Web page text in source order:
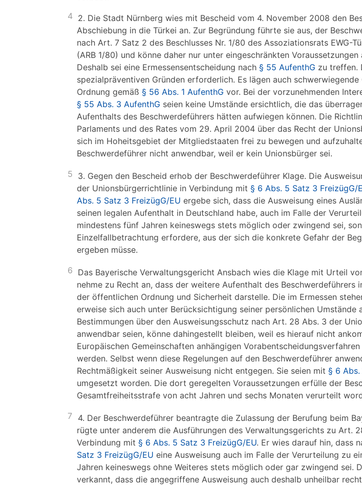
4 2. Die Stadt Nürnberg wies mit Bescheid vom 4. November 2008 den
Abschiebung in die Türkei an. Zur Begründung führte sie aus, der
nach Art. 7 Satz 2 des Beschlusses Nr. 1/80 des Assoziationsrats EWG-
(ARB 1/80) und könne daher nur unter eingeschränkten
Deshalb sei eine Ermessensentscheidung nach § 55 AufenthG zu treffen.
spezialpräventiven Gründen erforderlich. Es lägen auch
Ordnung gemäß § 56 Abs. 1 AufenthG vor. Bei der vorzunehmenden
§ 55 Abs. 3 AufenthG seien keine Umstände ersichtlich, die das
Aufenthalts des Beschwerdeführers hätten aufwiegen können. Die
Parlaments und des Rates vom 29. April 2004 über das Recht der
sich im Hoheitsgebiet der Mitgliedstaaten frei zu bewegen und
Beschwerdeführer nicht anwendbar, weil er kein Unionsbürger sei.
5 3. Gegen den Bescheid erhob der Beschwerdeführer Klage. Die
der Unionsbürgerrichtlinie in Verbindung mit § 6 Abs. 5 Satz 3 FreizügG/
Abs. 5 Satz 3 FreizügG/EU ergebe sich, dass die Ausweisung eines
seinen legalen Aufenthalt in Deutschland habe, auch im Falle der
mindestens fünf Jahren keineswegs stets möglich oder zwingend sei,
Einzelfallbetrachtung erfordere, aus der sich die konkrete Gefahr der
ergeben müsse.
6 Das Bayerische Verwaltungsgericht Ansbach wies die Klage mit Urteil
nehme zu Recht an, dass der weitere Aufenthalt des Beschwerdeführers
der öffentlichen Ordnung und Sicherheit darstelle. Die im Ermessen
erweise sich auch unter Berücksichtigung seiner persönlichen Umstände
Bestimmungen über den Ausweisungsschutz nach Art. 28 Abs. 3 der
anwendbar seien, könne dahingestellt bleiben, weil es hierauf nicht
Europäischen Gemeinschaften anhängigen
werden. Selbst wenn diese Regelungen auf den Beschwerdeführer
Rechtmäßigkeit seiner Ausweisung nicht entgegen. Sie seien mit § 6
umgesetzt worden. Die dort geregelten Voraussetzungen erfülle der
Gesamtfreiheitsstrafe von acht Jahren und sechs Monaten verurteilt
7
4. Der Beschwerdeführer beantragte die Zulassung der Berufung beim
rügte unter anderem die Ausführungen des Verwaltungsgerichts zu Art.
Verbindung mit § 6 Abs. 5 Satz 3 FreizügG/EU. Er wies darauf hin, dass
Satz 3 FreizügG/EU eine Ausweisung auch im Falle der Verurteilung zu
Jahren keineswegs ohne Weiteres stets möglich oder gar zwingend sei.
verkannt, dass die angegriffene Ausweisung auch deshalb unheilbar